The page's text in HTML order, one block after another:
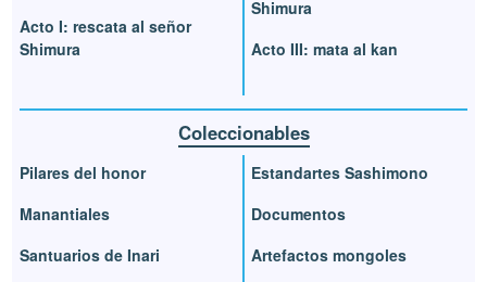
Acto I: rescata al señor
Shimura
Shimura
Acto III: mata al kan
Coleccionables
Pilares del honor
Manantiales
Santuarios de Inari
Estandartes Sashimono
Documentos
Artefactos mongoles